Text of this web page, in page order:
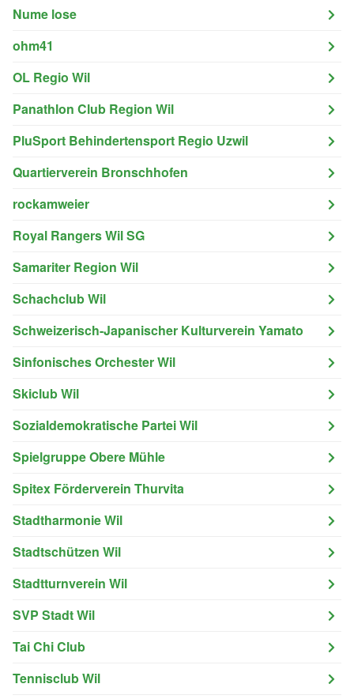
Nume lose
ohm41
OL Regio Wil
Panathlon Club Region Wil
PluSport Behindertensport Regio Uzwil
Quartierverein Bronschhofen
rockamweier
Royal Rangers Wil SG
Samariter Region Wil
Schachclub Wil
Schweizerisch-Japanischer Kulturverein Yamato
Sinfonisches Orchester Wil
Skiclub Wil
Sozialdemokratische Partei Wil
Spielgruppe Obere Mühle
Spitex Förderverein Thurvita
Stadtharmonie Wil
Stadtschützen Wil
Stadtturnverein Wil
SVP Stadt Wil
Tai Chi Club
Tennisclub Wil